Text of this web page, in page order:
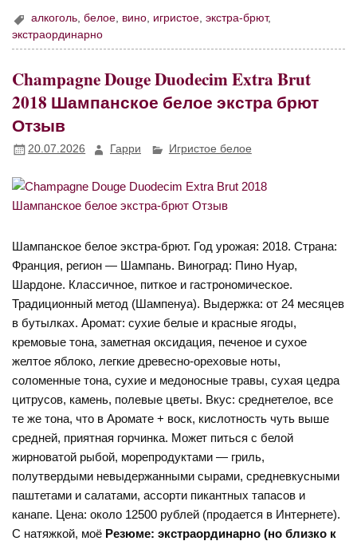
алкоголь,белое, вино, игристое,экстра-брют,
экстраординарно
Champagne Douge Duodecim Extra Brut
2018 Шампанское белое экстра брют
Отзыв
20.07.2026 Гарри Игристое белое
Шампанское белое экстра-брют. Год урожая: 2018. Страна:
Франция, регион — Шампань. Виноград: Пино Нуар,
Шардоне. Классичное, питкое и гастрономическое.
Традиционный метод (Шампенуа). Выдержка: от 24 месяцев
в бутылках. Аромат: сухие белые и красные ягоды,
кремовые тона, заметная оксидация, печеное и сухое
желтое яблоко, легкие древесно-ореховые ноты,
соломенные тона, сухие и медоносные травы, сухая цедра
цитрусов, камень, полевые цветы. Вкус: среднетелое, все
те же тона, что в Аромате + воск, кислотность чуть выше
средней, приятная горчинка. Может питься с белой
жирноватой рыбой, морепродуктами — гриль,
полутвердыми невыдержанными сырами, средневкусными
паштетами и салатами, ассорти пикантных тапасов и
канапе. Цена: около 12500 рублей (продается в Интернете).
С натяжкой, моё Резюме: экстраординарно (но близко к